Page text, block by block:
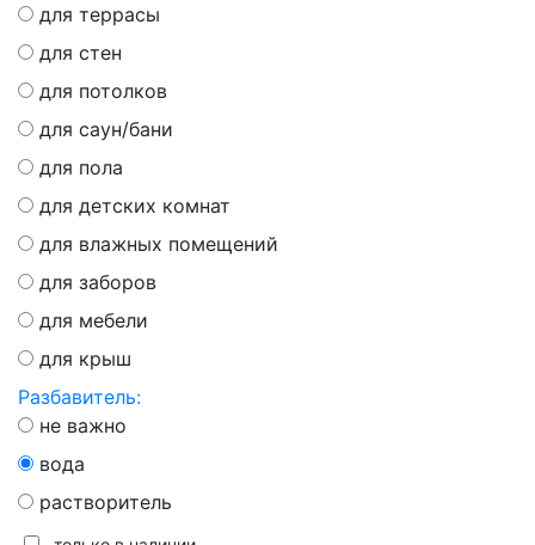
для террасы
для стен
для потолков
для саун/бани
для пола
для детских комнат
для влажных помещений
для заборов
для мебели
для крыш
Разбавитель:
не важно
вода
растворитель